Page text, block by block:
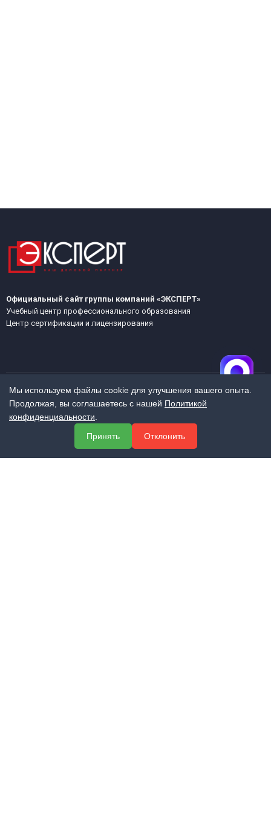
Официальный сайт группы компаний «ЭКСПЕРТ»
Учебный центр профессионального образования
Центр сертификации и лицензирования
МЕНЮ
Мы используем файлы cookie для улучшения вашего опыта.
Продолжая, вы соглашаетесь с нашей Политикой
конфиденциальности
Принять
Отклонить